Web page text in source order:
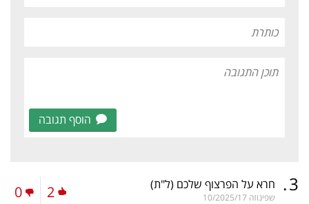
הוסף תגובה
3
. חרא על הפרצוף שלכם (ל"ת)
שפינוזה 10/2025/17
2
0